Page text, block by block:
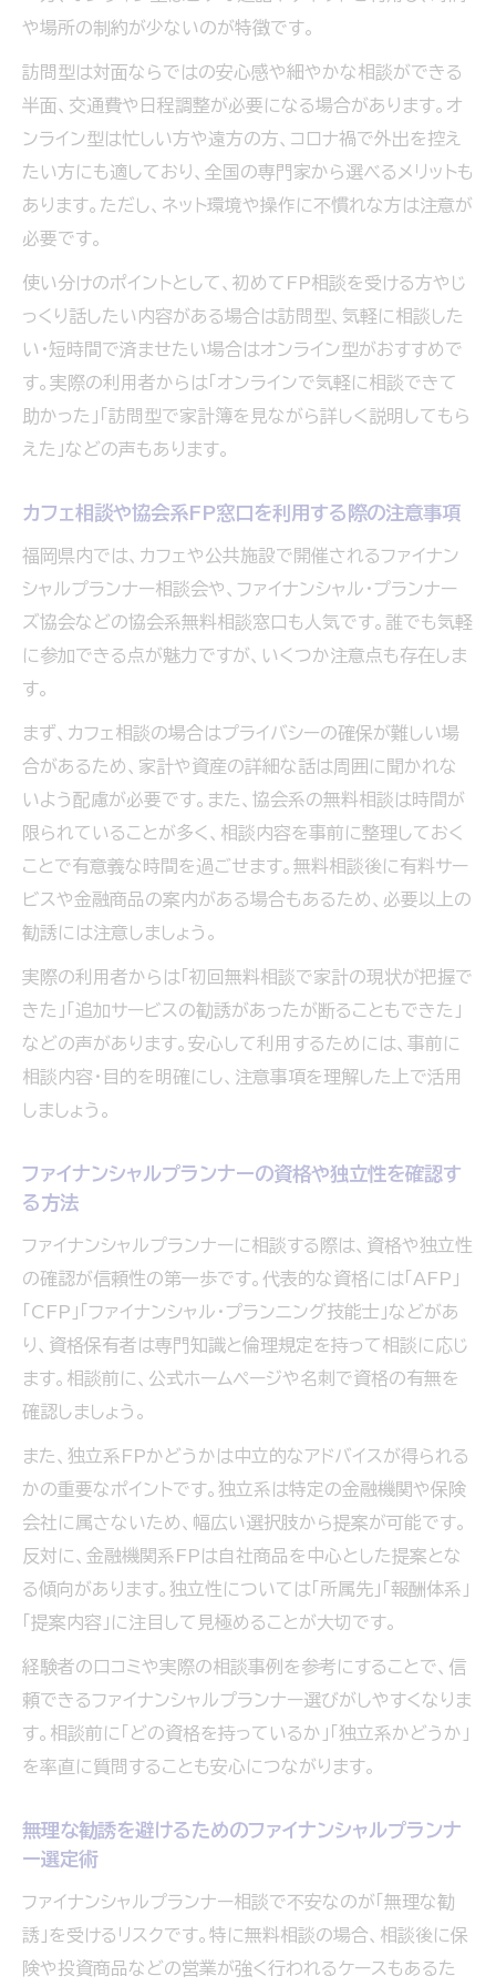
や場所の制約が少ないのが特徴です。
訪問型は対面ならではの安心感や細やかな相談ができる
半面、交通費や日程調整が必要になる場合があります。オ
ンライン型は忙しい方や遠方の方、コロナ禍で外出を控え
たい方にも適しており、全国の専門家から選べるメリットも
あります。ただし、ネット環境や操作に不慣れな方は注意が
必要です。
使い分けのポイントとして、初めてFP相談を受ける方やじ
っくり話したい内容がある場合は訪問型、気軽に相談した
い・短時間で済ませたい場合はオンライン型がおすすめで
す。実際の利用者からは「オンラインで気軽に相談できて
助かった」「訪問型で家計簿を見ながら詳しく説明してもら
えた」などの声もあります。
カフェ相談や協会系FP窓口を利用する際の注意事項
福岡県内では、カフェや公共施設で開催されるファイナン
シャルプランナー相談会や、ファイナンシャル・プランナー
ズ協会などの協会系無料相談窓口も人気です。誰でも気軽
に参加できる点が魅力ですが、いくつか注意点も存在しま
す。
まず、カフェ相談の場合はプライバシーの確保が難しい場
合があるため、家計や資産の詳細な話は周囲に聞かれな
いよう配慮が必要です。また、協会系の無料相談は時間が
限られていることが多く、相談内容を事前に整理しておく
ことで有意義な時間を過ごせます。無料相談後に有料サー
ビスや金融商品の案内がある場合もあるため、必要以上の
勧誘には注意しましょう。
実際の利用者からは「初回無料相談で家計の現状が把握で
きた」「追加サービスの勧誘があったが断ることもできた」
などの声があります。安心して利用するためには、事前に
相談内容・目的を明確にし、注意事項を理解した上で活用
しましょう。
ファイナンシャルプランナーの資格や独立性を確認す
る方法
ファイナンシャルプランナーに相談する際は、資格や独立性
の確認が信頼性の第一歩です。代表的な資格には「AFP」
「CFP」「ファイナンシャル・プランニング技能士」などがあ
り、資格保有者は専門知識と倫理規定を持って相談に応じ
ます。相談前に、公式ホームページや名刺で資格の有無を
確認しましょう。
また、独立系FPかどうかは中立的なアドバイスが得られる
かの重要なポイントです。独立系は特定の金融機関や保険
会社に属さないため、幅広い選択肢から提案が可能です。
反対に、金融機関系FPは自社商品を中心とした提案とな
る傾向があります。独立性については「所属先」「報酬体系」
「提案内容」に注目して見極めることが大切です。
経験者の口コミや実際の相談事例を参考にすることで、信
頼できるファイナンシャルプランナー選びがしやすくなりま
す。相談前に「どの資格を持っているか」「独立系かどうか」
を率直に質問することも安心につながります。
無理な勧誘を避けるためのファイナンシャルプランナ
ー選定術
ファイナンシャルプランナー相談で不安なのが「無理な勧
誘」を受けるリスクです。特に無料相談の場合、相談後に保
険や投資商品などの営業が強く行われるケースもあるた